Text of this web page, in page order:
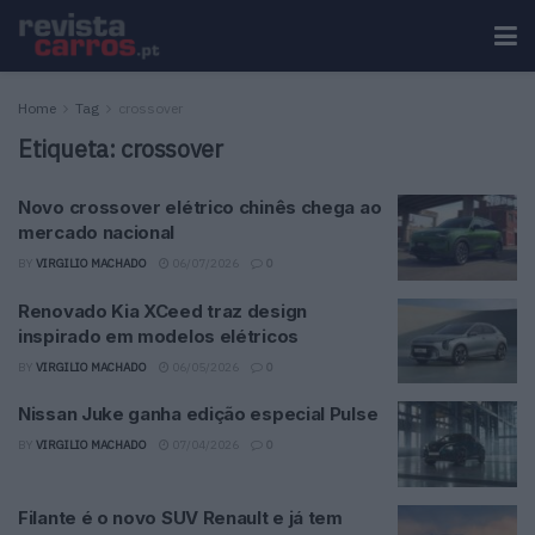
Home Tag crossover
Etiqueta: crossover
Novo crossover elétrico chinês chega ao
mercado nacional
VIRGILIO MACHADO 0
Renovado Kia XCeed traz design
inspirado em modelos elétricos
VIRGILIO MACHADO 0
Nissan Juke ganha edição especial Pulse
VIRGILIO MACHADO 0
Filante é o novo SUV Renault e já tem